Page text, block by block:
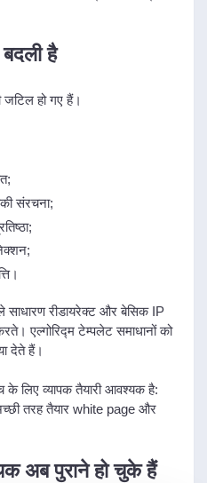
है
जटिल हो गए हैं।
संरचना;
रीडायरेक्ट और बेसिक IP
एल्गोरिद्म टेम्पलेट समाधानों को
देते हैं।
लिए व्यापक तैयारी आवश्यक है:
तरह तैयार white page और
अब पुराने हो चुके हैं